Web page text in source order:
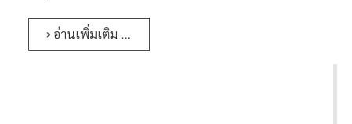
อ่านเพิ่มเติม …